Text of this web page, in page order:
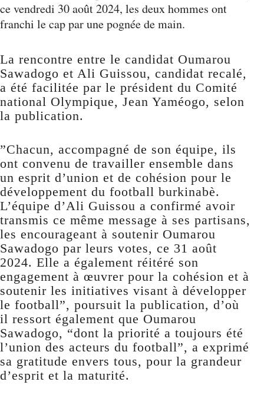
ce vendredi 30 août 2024, les deux hommes ont
franchi le cap par une pognée de main.
La rencontre entre le candidat Oumarou
Sawadogo et Ali Guissou, candidat recalé,
a été facilitée par le président du Comité
national Olympique, Jean Yaméogo, selon
la publication.
”Chacun, accompagné de son équipe, ils
ont convenu de travailler ensemble dans
un esprit d’union et de cohésion pour le
développement du football burkinabè.
L’équipe d’Ali Guissou a confirmé avoir
transmis ce même message à ses partisans,
les encourageant à soutenir Oumarou
Sawadogo par leurs votes, ce 31 août
2024. Elle a également réitéré son
engagement à œuvrer pour la cohésion et à
soutenir les initiatives visant à développer
le football”, poursuit la publication, d’où
il ressort également que Oumarou
Sawadogo, “dont la priorité a toujours été
l’union des acteurs du football”, a exprimé
sa gratitude envers tous, pour la grandeur
d’esprit et la maturité.